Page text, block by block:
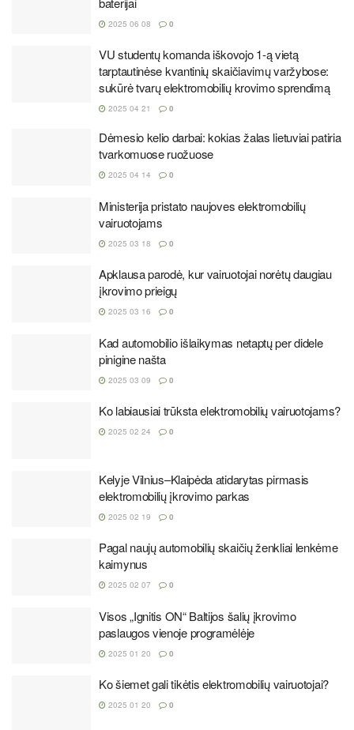
2025 06 08 0
VU studentų komanda iškovojo 1-ą vietą
tarptautinėse kvantinių skaičiavimų varžybose:
sukūrė tvarų elektromobilių krovimo sprendimą
2025 04 21 0
Dėmesio kelio darbai: kokias žalas lietuviai patiria
tvarkomuose ruožuose
2025 04 14 0
Ministerija pristato naujoves elektromobilių
vairuotojams
2025 03 18 0
Apklausa parodė, kur vairuotojai norėtų daugiau
įkrovimo prieigų
2025 03 16 0
Kad automobilio išlaikymas netaptų per didele
pinigine našta
2025 03 09 0
Ko labiausiai trūksta elektromobilių vairuotojams?
2025 02 24 0
Kelyje Vilnius–Klaipėda atidarytas pirmasis
elektromobilių įkrovimo parkas
2025 02 19 0
Pagal naujų automobilių skaičių ženkliai lenkėme
kaimynus
2025 02 07 0
Visos „Ignitis ON“ Baltijos šalių įkrovimo
paslaugos vienoje programėlėje
2025 01 20 0
Ko šiemet gali tikėtis elektromobilių vairuotojai?
2025 01 20 0